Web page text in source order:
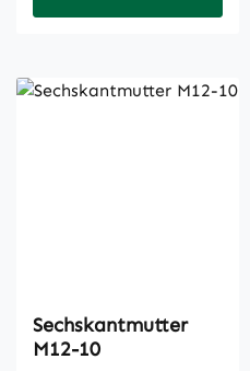
Sechskantmutter
M12-10